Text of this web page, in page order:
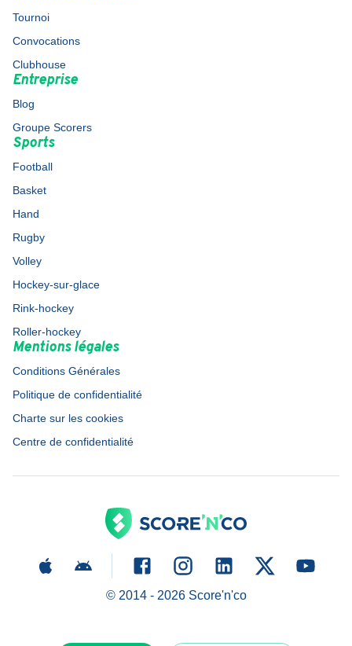
Tournoi
Convocations
Clubhouse
Entreprise
Blog
Groupe Scorers
Sports
Football
Basket
Hand
Rugby
Volley
Hockey-sur-glace
Rink-hockey
Roller-hockey
Mentions légales
Conditions Générales
Politique de confidentialité
Charte sur les cookies
Centre de confidentialité
© 2014 - 2026Score'n'co